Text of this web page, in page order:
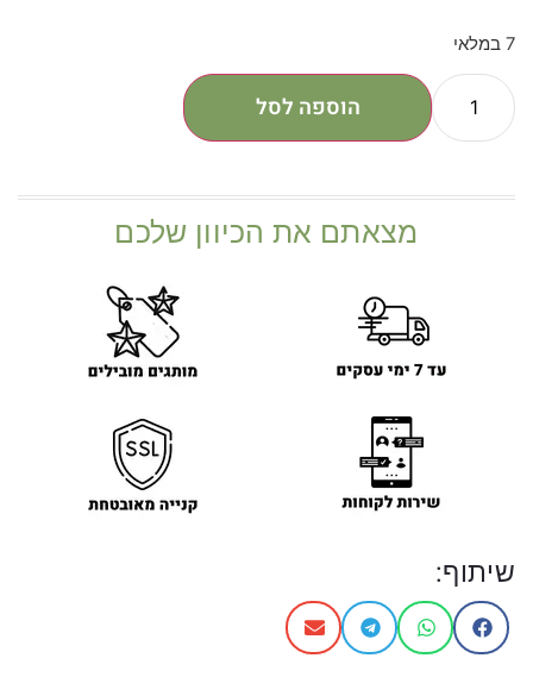
7 במלאי
הוספה לסל
מצאתם את הכיוון שלכם
שיתוף: